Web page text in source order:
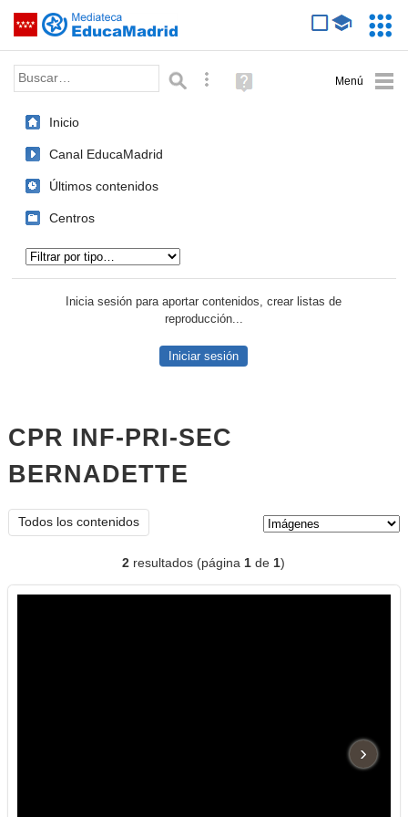
Saltar navegación
Palabra o frase: Búsqueda avanzada
Ayuda
(en
Inicio
Canal EducaMadrid
Últimos contenidos
Centros
Inicia sesión para aportar contenidos, crear listas de
reproducción...
Iniciar sesión
CPR INF-PRI-SEC
BERNADETTE
Todos los contenidos
2 resultados (página1 de1)
›